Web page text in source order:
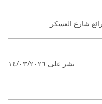
شارع العسكر
نشر على ١٤/٠٣/٢٠٢٦